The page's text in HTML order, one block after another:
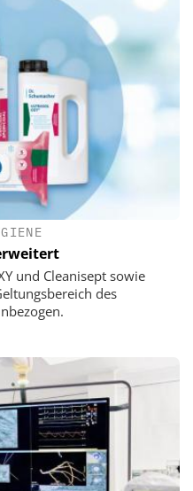
und Cleanisept sowie
des